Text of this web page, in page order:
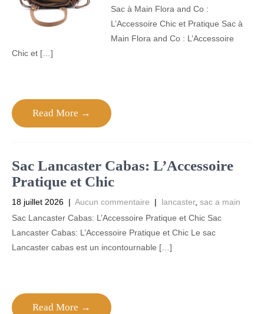
Sac à Main Flora and Co :
L’Accessoire Chic et Pratique Sac à
Main Flora and Co : L’Accessoire
Chic et […]
Read More →
Sac Lancaster Cabas: L’Accessoire
Pratique et Chic
18 juillet 2026 | Aucun commentaire | lancaster, sac a main
Sac Lancaster Cabas: L’Accessoire Pratique et Chic Sac
Lancaster Cabas: L’Accessoire Pratique et Chic Le sac
Lancaster cabas est un incontournable […]
Read More →